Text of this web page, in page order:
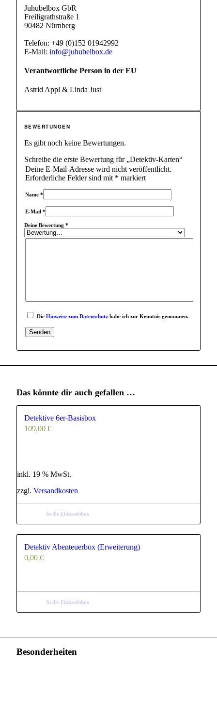
Juhubelbox GbR
Freiligrathstraße 1
90482 Nürnberg
Telefon: +49 (0)152 01942992
E-Mail: info@juhubelbox.de
Verantwortliche Person in der EU
Astrid Appl & Linda Just
BEWERTUNGEN
Es gibt noch keine Bewertungen.
Schreibe die erste Bewertung für „Detektiv-Karten“
Deine E-Mail-Adresse wird nicht veröffentlicht.
Erforderliche Felder sind mit * markiert
Name *
E-Mail *
Deine Bewertung *
Die Hinweise zum Datenschutzhabe ich zur Kenntnis genommen.
Das könnte dir auch gefallen …
5.00
Detektive 6er-Basisbox
109,00 €
inkl. 19 % MwSt.
zzgl. Versandkosten
In die Einkaufsbox
Detektiv Abenteuerbox (Erweiterung)
0,00 €
In die Einkaufsbox
Besonderheiten